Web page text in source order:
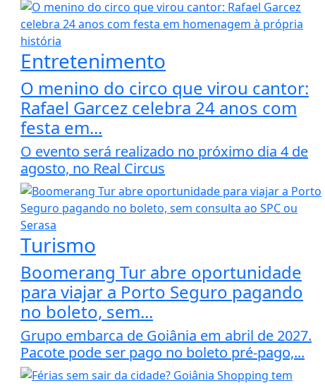
Entretenimento
O menino do circo que virou cantor:
Rafael Garcez celebra 24 anos com
festa em...
O evento será realizado no próximo dia 4 de
agosto, no Real Circus
Turismo
Boomerang Tur abre oportunidade
para viajar a Porto Seguro pagando
no boleto, sem...
Grupo embarca de Goiânia em abril de 2027.
Pacote pode ser pago no boleto pré-pago,...